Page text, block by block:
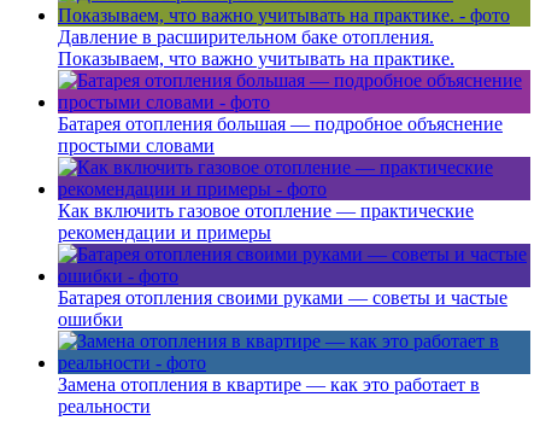
Давление в расширительном баке отопления.
Показываем, что важно учитывать на практике.
Батарея отопления большая — подробное объяснение
простыми словами
Как включить газовое отопление — практические
рекомендации и примеры
Батарея отопления своими руками — советы и частые
ошибки
Замена отопления в квартире — как это работает в
реальности